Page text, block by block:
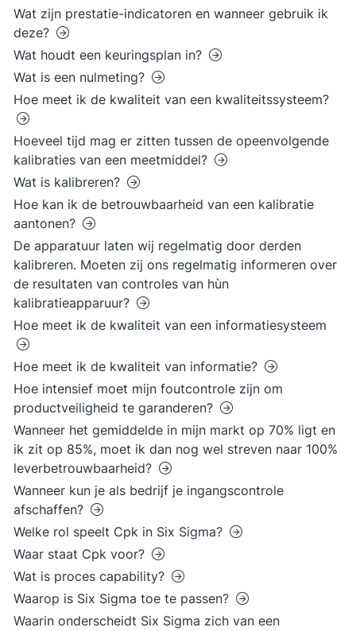
Wat zijn prestatie-indicatoren en wanneer gebruik ik
deze?
Wat houdt een keuringsplan in?
Wat is een nulmeting?
Hoe meet ik de kwaliteit van een kwaliteitssysteem?
Hoeveel tijd mag er zitten tussen de opeenvolgende
kalibraties van een meetmiddel?
Wat is kalibreren?
Hoe kan ik de betrouwbaarheid van een kalibratie
aantonen?
De apparatuur laten wij regelmatig door derden
kalibreren. Moeten zij ons regelmatig informeren over
de resultaten van controles van hùn
kalibratieapparuur?
Hoe meet ik de kwaliteit van een informatiesysteem
Hoe meet ik de kwaliteit van informatie?
Hoe intensief moet mijn foutcontrole zijn om
productveiligheid te garanderen?
Wanneer het gemiddelde in mijn markt op 70% ligt en
ik zit op 85%, moet ik dan nog wel streven naar 100%
leverbetrouwbaarheid?
Wanneer kun je als bedrijf je ingangscontrole
afschaffen?
Welke rol speelt Cpk in Six Sigma?
Waar staat Cpk voor?
Wat is proces capability?
Waarop is Six Sigma toe te passen?
Waarin onderscheidt Six Sigma zich van een